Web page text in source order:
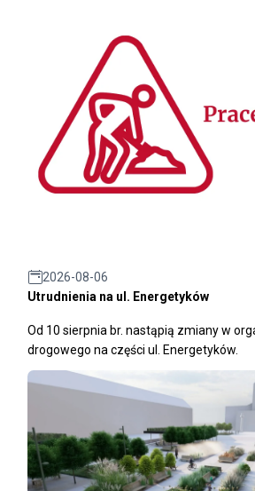
2026-08-06
Utrudnienia na ul. Energetyków
Od 10 sierpnia br. nastąpią zmiany w
drogowego na części ul. Energetyków.